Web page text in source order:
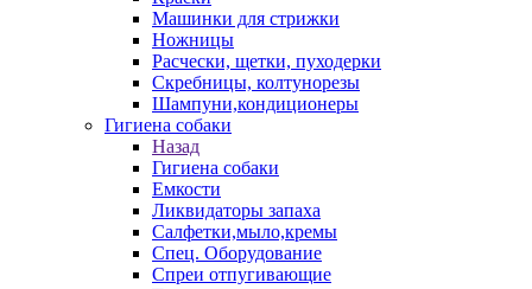
Машинки для стрижки
Ножницы
Расчески, щетки, пуходерки
Скребницы, колтунорезы
Шампуни,кондиционеры
Гигиена собаки
Назад
Гигиена собаки
Емкости
Ликвидаторы запаха
Салфетки,мыло,кремы
Спец. Оборудование
Спреи отпугивающие